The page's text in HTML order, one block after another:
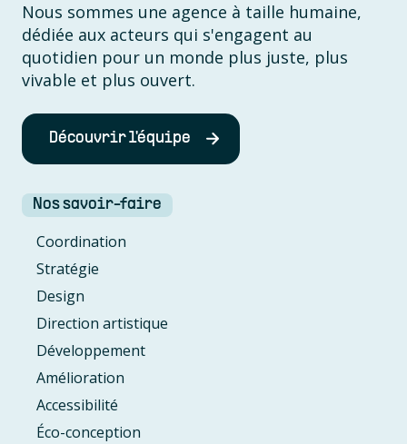
Nous sommes une agence à taille humaine,
dédiée aux acteurs qui s'engagent au
quotidien pour un monde plus juste, plus
vivable et plus ouvert.
Découvrir l'équipe
Nos savoir-faire
Coordination
Stratégie
Design
Direction artistique
Développement
Amélioration
Accessibilité
Éco-conception